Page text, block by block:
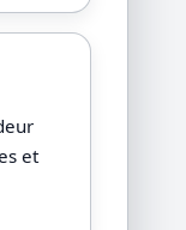
et